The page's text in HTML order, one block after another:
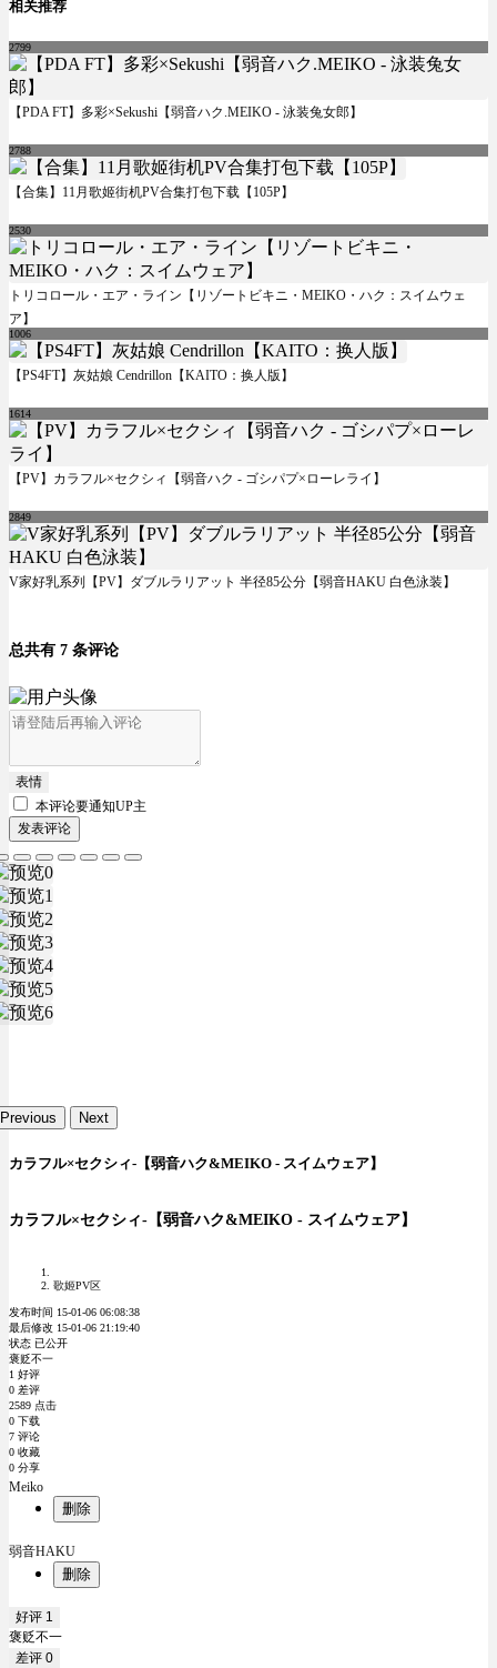
相关推荐
2799
【PDA FT】多彩×Sekushi【弱音ハク.MEIKO - 泳装兔女郎】
2788
【合集】11月歌姬街机PV合集打包下载【105P】
2530
トリコロール・エア・ライン【リゾートビキニ・MEIKO・ハク：スイムウェ
ア】
1006
【PS4FT】灰姑娘 Cendrillon【KAITO：换人版】
1614
【PV】カラフル×セクシィ【弱音ハク - ゴシパプ×ローレライ】
2849
V家好乳系列【PV】ダブルラリアット 半径85公分【弱音HAKU 白色泳装】
总共有 7 条评论
表情
本评论要通知UP主
发表评论
Previous Next
カラフル×セクシィ-【弱音ハク&MEIKO - スイムウェア】
カラフル×セクシィ-【弱音ハク&MEIKO - スイムウェア】
歌姬PV区
发布时间 15-01-06 06:08:38
最后修改 15-01-06 21:19:40
状态 已公开
褒贬不一
1 好评
0 差评
2589 点击
0 下载
7 评论
0 收藏
0 分享
Meiko
删除
弱音HAKU
删除
好评 1
褒贬不一
差评 0